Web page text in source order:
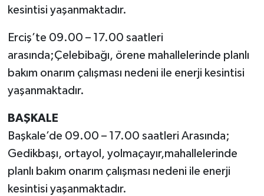
kesintisi yaşanmaktadır.
Erciş’te 09.00 – 17.00 saatleri
arasında;Çelebibağı, örene mahallelerinde planlı
bakım onarım çalışması nedeni ile enerji kesintisi
yaşanmaktadır.
BAŞKALE
Başkale’de 09.00 – 17.00 saatleri Arasında;
Gedikbaşı, ortayol, yolmaçayır,mahallelerinde
planlı bakım onarım çalışması nedeni ile enerji
kesintisi yaşanmaktadır.